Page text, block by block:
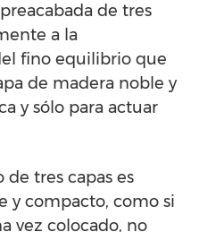
de tres
a la
fino equilibrio que
de madera noble y
y sólo para actuar
tres capas es
y compacto, como si
vez colocado, no